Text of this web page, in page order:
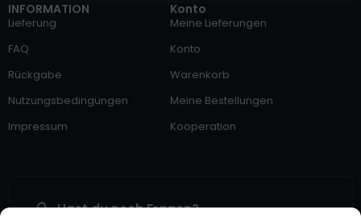
INFORMATION
Lieferung
FAQ
Rückgabe
Nutzungsbedingungen
Impressum
Konto
Meine Lieferungen
Konto
Warenkorb
Meine Bestellungen
Kooperation
Hast du noch Fragen?